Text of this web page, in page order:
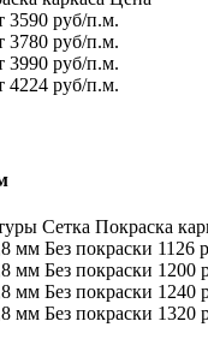
3590 руб/п.м.
3780 руб/п.м.
3990 руб/п.м.
4224 руб/п.м.
Сетка Покраска
мм Без покраски 1126
мм Без покраски 1200
мм Без покраски 1240
мм Без покраски 1320